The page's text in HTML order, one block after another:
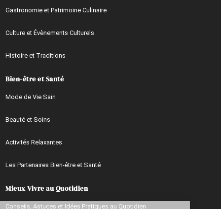
Continuer sans accepter
Gastronomie et Patrimoine Culinaire
Culture et Évènements Culturels
Histoire et Traditions
Bien-être et Santé
Mode de Vie Sain
Beauté et Soins
Activités Relaxantes
Les Partenaires Bien-être et Santé
Mieux Vivre au Quotidien
Conseils, Astuces et Idées Pratiques au Quotidien